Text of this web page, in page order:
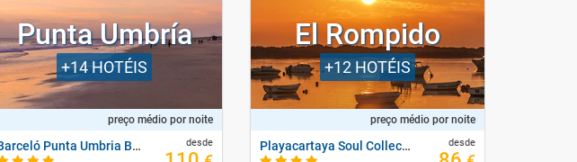
Punta Umbría
+14HOTÉIS
preço médio por noite
Barceló Punta Umbria Beach Resort desde
El Rompido
+12 HOTÉIS
preço médio por noite
Playacartaya Soul Collection By Senator desde